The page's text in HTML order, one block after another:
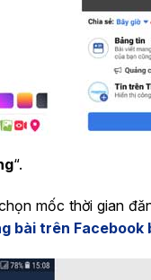
“.
mốc thời gian
bài trên Facebook